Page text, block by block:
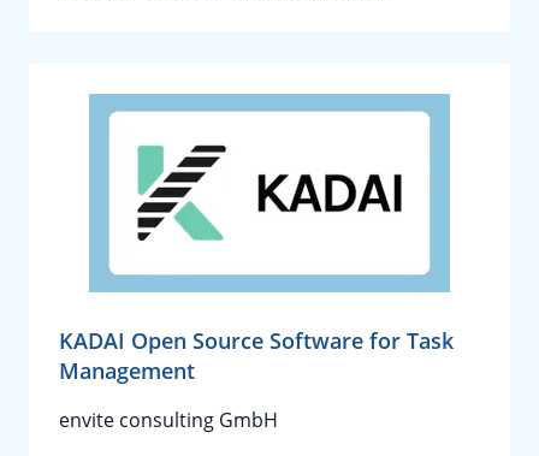
KADAI Open Source Software for Task
Management
envite consulting GmbH